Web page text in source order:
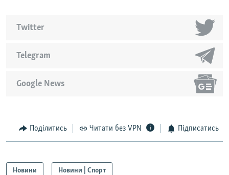
Telegram
Google News
Twitter
Поділитись Читати без VPN Підписатись
Новини Новини | Спорт